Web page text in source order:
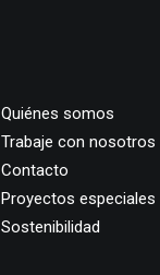
Quiénes somos
Trabaje con nosotros
Contacto
Proyectos especiales
Sostenibilidad